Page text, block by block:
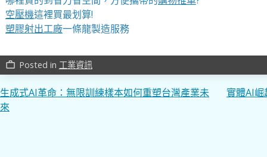
空壓機這裡買最划算!
塑膠射出工廠一條龍製造服務
work_outline Posted in 工業資訊
文
章
生成式AI革命：無限訓練樣本如何重塑台灣產業未
來
實體AI